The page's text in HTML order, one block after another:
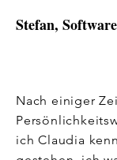
Stefan,
Nach einiger
ich Claudia